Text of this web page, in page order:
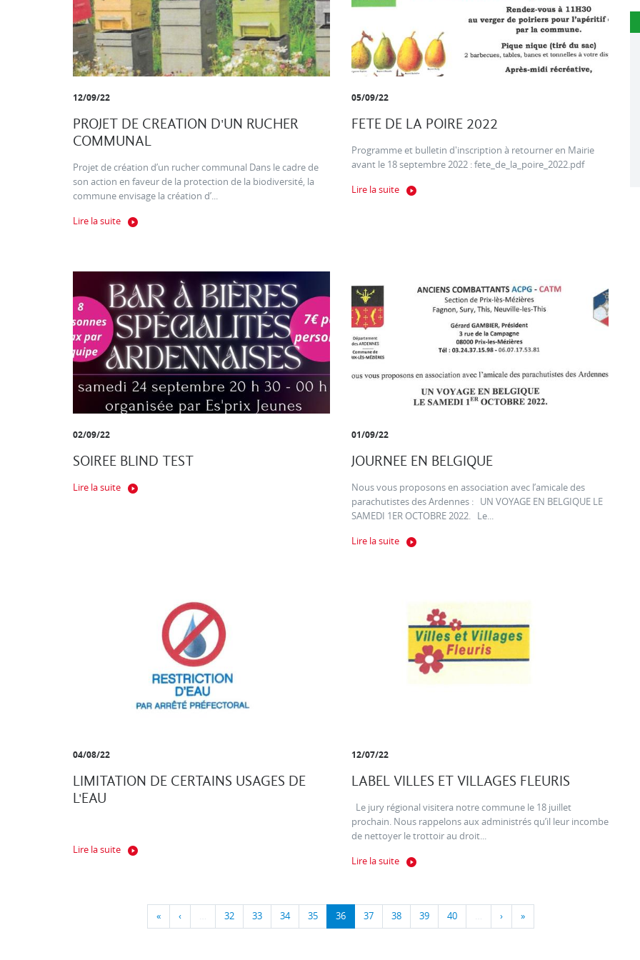
12/09/22
PROJET DE CREATION D'UN RUCHER
COMMUNAL
Projet de création d’un rucher communal Dans le cadre de
son action en faveur de la protection de la biodiversité, la
commune envisage la création d’...
Lire la suite
05/09/22
FETE DE LA POIRE 2022
Programme et bulletin d'inscription à retourner en Mairie
avant le 18 septembre 2022 : fete_de_la_poire_2022.pdf
Lire la suite
02/09/22
SOIREE BLIND TEST
Lire la suite
01/09/22
JOURNEE EN BELGIQUE
Nous vous proposons en association avec l’amicale des
parachutistes des Ardennes : UN VOYAGE EN BELGIQUE LE
SAMEDI 1ER OCTOBRE 2022. Le...
Lire la suite
04/08/22
LIMITATION DE CERTAINS USAGES DE
L'EAU
Lire la suite
12/07/22
LABEL VILLES ET VILLAGES FLEURIS
Le jury régional visitera notre commune le 18 juillet
prochain. Nous rappelons aux administrés qu’il leur incombe
de nettoyer le trottoir au droit...
Lire la suite
« ‹ … 32 33 34 35 36 37 38 39 40 … › »